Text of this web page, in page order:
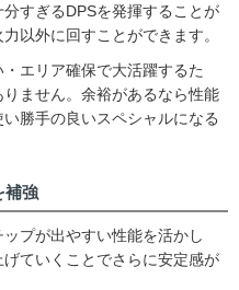
すぎるDPSを発揮することが
以外に回すことができます。
エリア確保で大活躍するた
ません。余裕があるなら性能
勝手の良いスペシャルになる
補強
プが出やすい性能を活かし
ていくことでさらに安定感が